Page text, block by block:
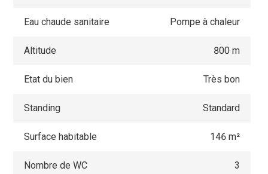
Eau chaude sanitaire Pompe à chaleur
Altitude 800 m
Etat du bien Très bon
Standing Standard
Surface habitable 146 m²
Nombre de WC 3